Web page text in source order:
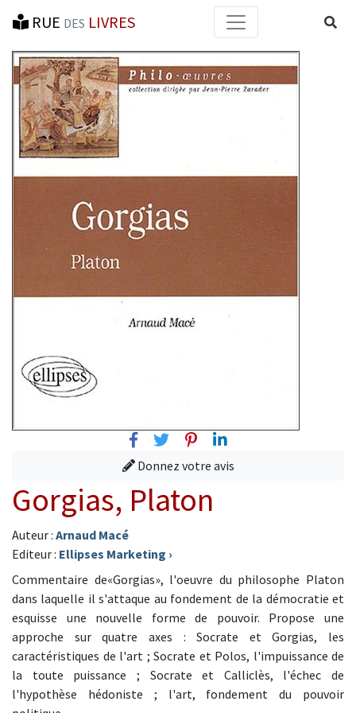
RUE DES LIVRES
FacebookTwitterPinterest
Linkedin
Donnez votre avis
Gorgias, Platon
Auteur : Arnaud Macé
Editeur : Ellipses Marketing ›
Commentaire de«Gorgias», l'oeuvre du philosophe Platon
dans laquelle il s'attaque au fondement de la démocratie et
esquisse une nouvelle forme de pouvoir. Propose une
approche sur quatre axes : Socrate et Gorgias, les
caractéristiques de l'art ; Socrate et Polos, l'impuissance de
la toute puissance ; Socrate et Calliclès, l'échec de
l'hypothèse hédoniste ; l'art, fondement du pouvoir